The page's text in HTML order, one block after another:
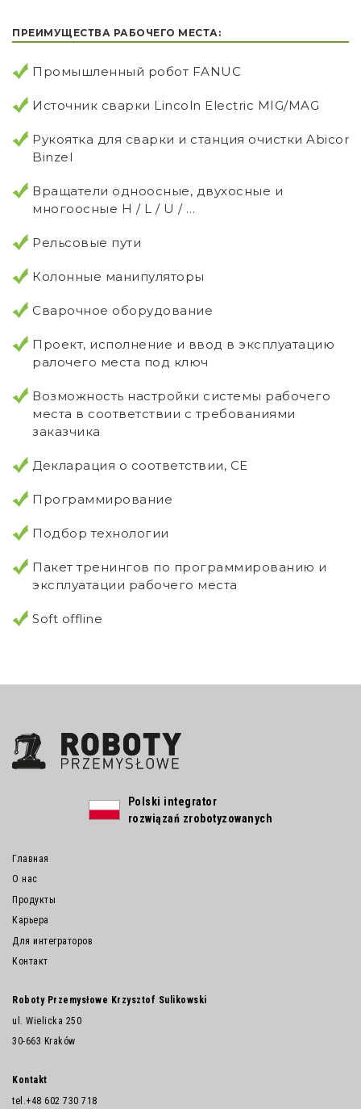
ПРЕИМУЩЕСТВА РАБОЧЕГО МЕСТА:
Промышленный робот FANUC
Источник сварки Lincoln Electric MIG/MAG
Рукоятка для сварки и станция очистки Abicor
Binzel
Вращатели одноосные, двухосные и
многоосные H / L / U / …
Рельсовые пути
Колонные манипуляторы
Сварочное оборудование
Проект, исполнение и ввод в эксплуатацию
ралочего места под ключ
Возможность настройки системы рабочего
места в соответствии с требованиями
заказчика
Декларация о соответствии, CE
Программирование
Подбор технологии
Пакет тренингов по программированию и
эксплуатации рабочего места
Soft offline
Polski integrator
rozwiązań zrobotyzowanych
Главная
О нас
Продукты
Карьера
Для интеграторов
Контакт
Roboty Przemysłowe Krzysztof Sulikowski
ul. Wielicka 250
30-663 Kraków
Kontakt
tel. +48 602 730 718